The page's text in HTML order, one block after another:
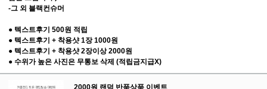
-그 외 블랙컨슈머
● 텍스트후기 500원 적립
● 텍스트후기 + 착용샷 1장 1000원
● 텍스트후기 + 착용샷 2장이상 2000원
● 수위가 높은 사진은 무통보 삭제 (적립금지급X)
2000원 랜덤 반품상품 이벤트